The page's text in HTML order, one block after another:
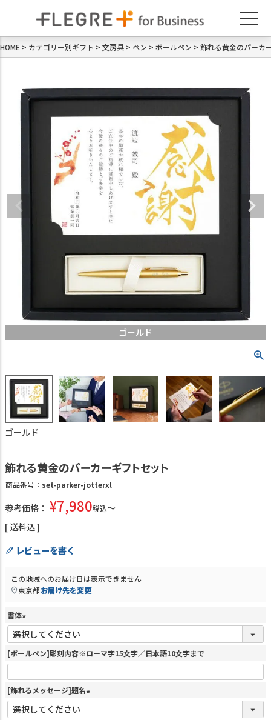
HOME カテゴリー別ギフト 文房具 ペン ボールペン 飾れる黄金のパーカ
ゴールド
ゴールド
飾れる黄金のパーカーギフトセット
商品番号 set-parker-jotterxl
参考価格： ¥7,980税込
送料込
レビューを書く
この地域へのお届け日は表示できません
東京都お届け先を変更
書体
(
必
須
)
[ボールペン]彫刻内容※ローマ字15文字／日本語10文字まで
[飾れるメッセージ]題名
(